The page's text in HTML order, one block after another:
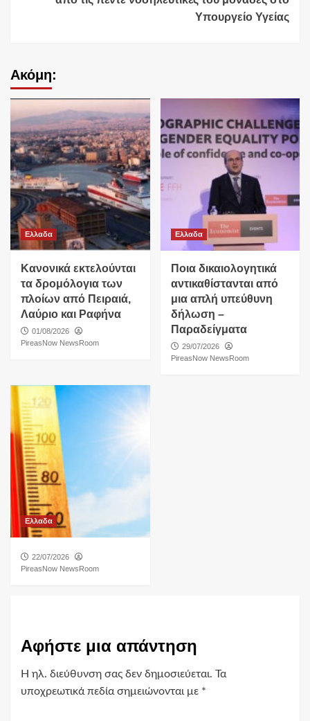
Υπουργείο Υγείας
Ακόμη:
Ελλαδα
Κανονικά εκτελούνται
τα δρομόλογια των
πλοίων από Πειραιά,
Λαύριο και Ραφήνα
01/08/2026
PireasNow NewsRoom
Ελλαδα
Ποια δικαιολογητικά
αντικαθίστανται από
μια απλή υπεύθυνη
δήλωση –
Παραδείγματα
29/07/2026
PireasNow NewsRoom
Ελλαδα
22/07/2026
PireasNow NewsRoom
Αφήστε μια απάντηση
Η ηλ. διεύθυνση σας δεν δημοσιεύεται. Τα
υποχρεωτικά πεδία σημειώνονται με *